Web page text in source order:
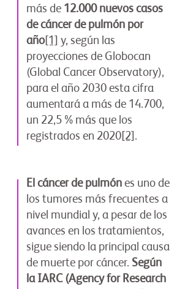
más de 12.000 nuevos casos
de cáncer de pulmón por
año[1]
y, según las
proyecciones de Globocan
(Global Cancer Observatory),
para el año 2030 esta cifra
aumentará a más de 14.700,
un 22,5 % más que los
registrados en 2020 [2] .
El cáncer de pulmón es uno de
los tumores más frecuentes a
nivel mundial y, a pesar de los
avances en los tratamientos,
sigue siendo la principal causa
de muerte por cáncer. Según
la IARC (Agency for Research